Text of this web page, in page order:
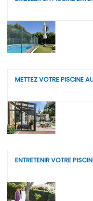
METTEZ VOTRE PISCINE
ENTRETENIR VOTRE